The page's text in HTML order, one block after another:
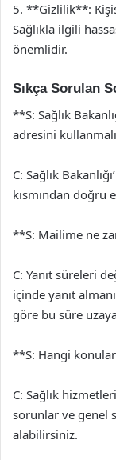
5. **Gizlilik**:
Sağlıkla ilgili
önemlidir.
Sıkça Sorulan
**S: Sağlık
adresini
C: Sağlık
kısmından doğru
**S: Mailime ne
C: Yanıt süreleri
içinde yanıt
göre bu süre
**S: Hangi
C: Sağlık
sorunlar ve genel
alabilirsiniz.